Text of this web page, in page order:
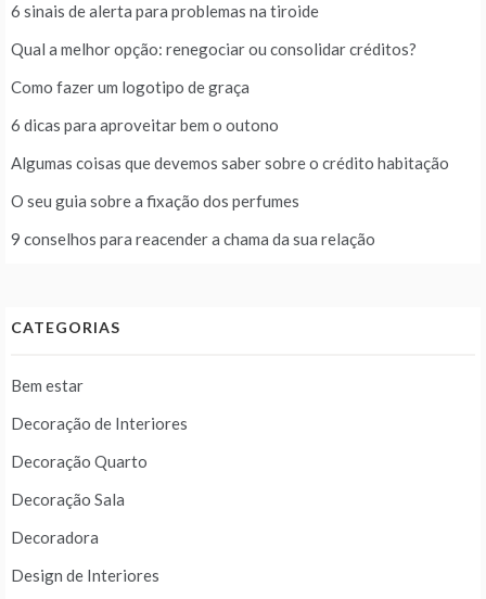
6 sinais de alerta para problemas na tiroide
Qual a melhor opção: renegociar ou consolidar créditos?
Como fazer um logotipo de graça
6 dicas para aproveitar bem o outono
Algumas coisas que devemos saber sobre o crédito habitação
O seu guia sobre a fixação dos perfumes
9 conselhos para reacender a chama da sua relação
CATEGORIAS
Bem estar
Decoração de Interiores
Decoração Quarto
Decoração Sala
Decoradora
Design de Interiores